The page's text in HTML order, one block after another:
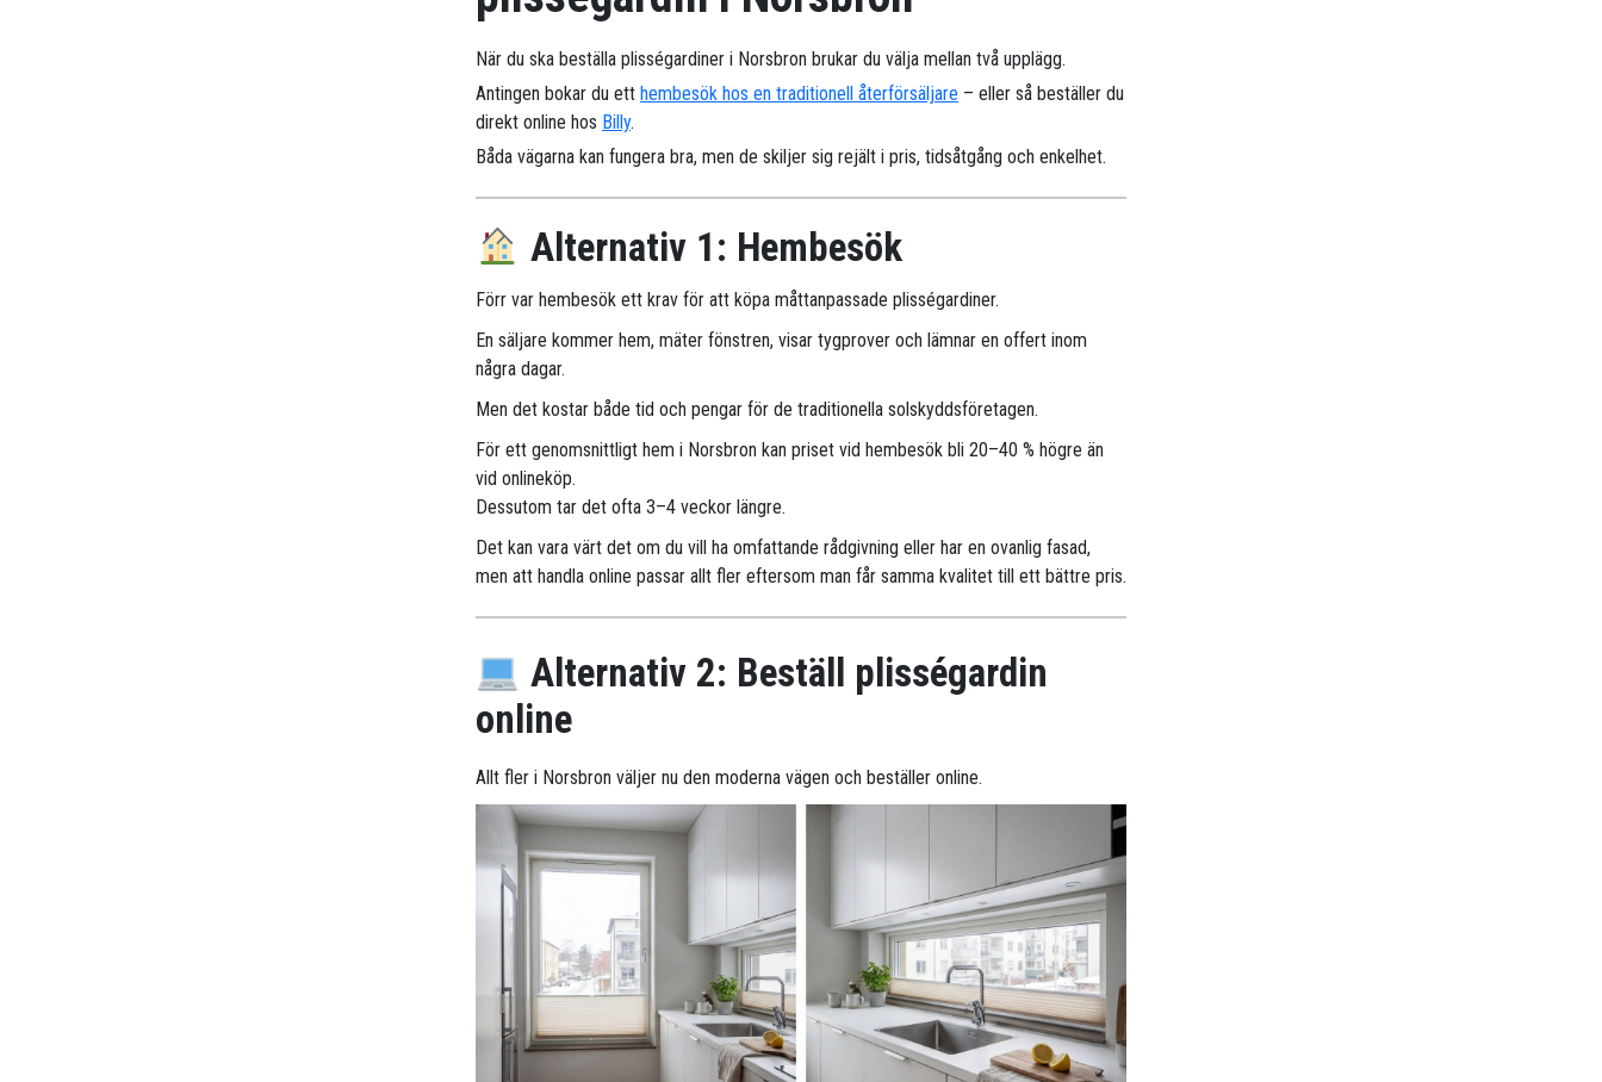
När du ska beställa plisségardiner i Norsbron brukar du välja mellan två upplägg.
Antingen bokar du ett hembesök hos en traditionell återförsäljare – eller så beställer du
direkt online hos Billy.
Båda vägarna kan fungera bra, men de skiljer sig rejält i pris, tidsåtgång och enkelhet.
Alternativ 1: Hembesök
Förr var hembesök ett krav för att köpa måttanpassade plisségardiner.
En säljare kommer hem, mäter fönstren, visar tygprover och lämnar en offert inom
några dagar.
Men det kostar både tid och pengar för de traditionella solskyddsföretagen.
För ett genomsnittligt hem i Norsbron kan priset vid hembesök bli 20–40 % högre än
vid onlineköp.
Dessutom tar det ofta 3–4 veckor längre.
Det kan vara värt det om du vill ha omfattande rådgivning eller har en ovanlig fasad,
men att handla online passar allt fler eftersom man får samma kvalitet till ett bättre pris.
Alternativ 2: Beställ plisségardin
online
Allt fler i Norsbron väljer nu den moderna vägen och beställer online.